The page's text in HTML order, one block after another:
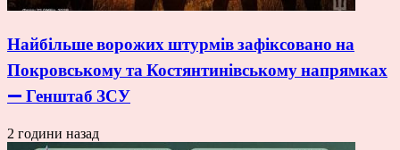
Найбільше ворожих штурмів зафіксовано на
Покровському та Костянтинівському напрямках
— Генштаб ЗСУ
2 години назад